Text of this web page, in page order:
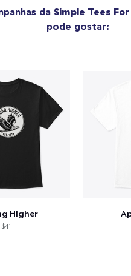
da Simple Tees For
pode gostar:
Higher
$41